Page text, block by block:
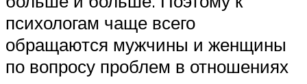
психологам чаще всего
обращаются мужчины и женщины
по вопросу проблем в отношениях